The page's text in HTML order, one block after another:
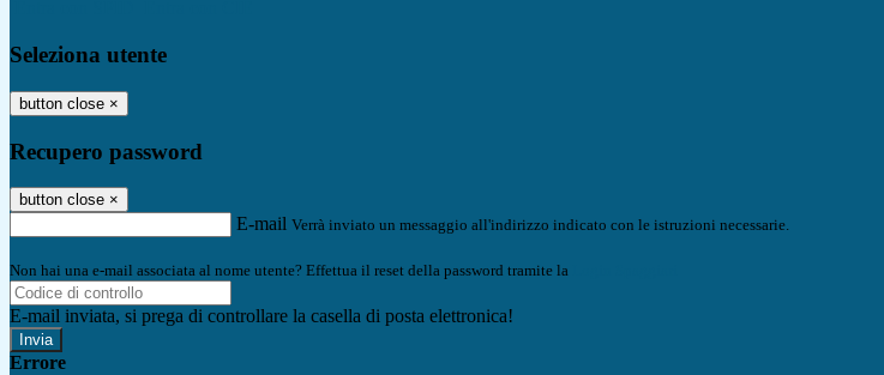
Seleziona utente
button close ×
Recupero password
button close ×
E-mail Verrà inviato un messaggio all'indirizzo indicato con le istruzioni necessarie.
Non hai una e-mail associata al nome utente? Effettua il reset della password tramite la
E-mail inviata, si prega di controllare la casella di posta elettronica!
Errore